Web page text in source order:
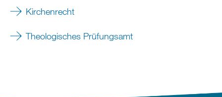
Kirchenrecht
Theologisches Prüfungsamt